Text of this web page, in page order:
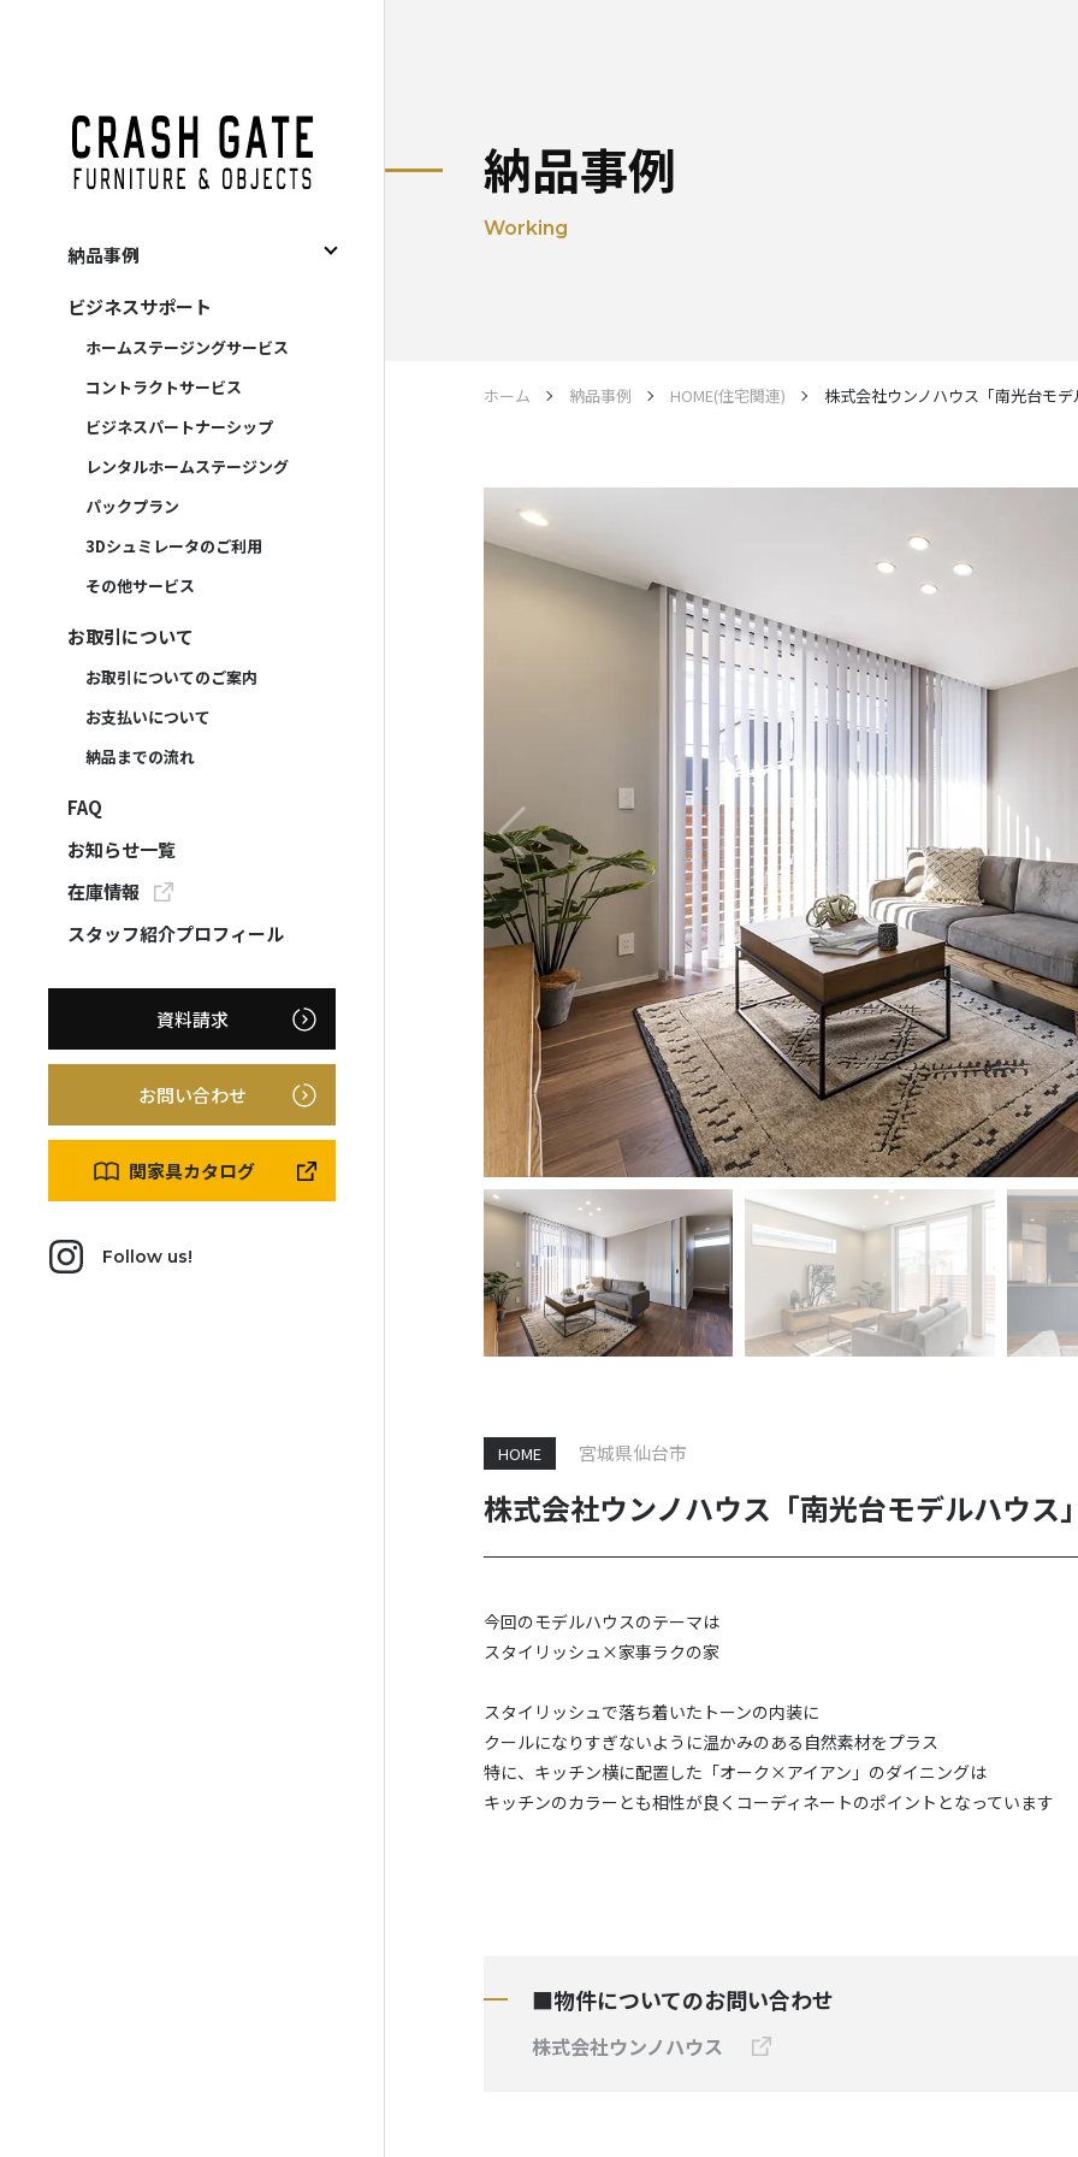
CRASH GATE
納品事例
すべて
住宅関連
事務所
商施設
レンタル
ビジネスサポート
ホームステージングサービス
コントラクトサービス
ビジネスパートナーシップ
レンタルホームステージング
パックプラン
3Dシュミレータのご利用
その他サービス
お取引について
お取引についてのご案内
お支払いについて
納品までの流れ
FAQ
お知らせ一覧
在庫情報
スタッフ紹介プロフィール
資料請求
お問い合わせ
関家具カタログ
Follow us!
納品事例
Working
ホーム 納品事例 HOME(住宅関連) 株式会社ウンノハウス「南光台モ
株式会社ウンノハウス「南光台モデルハウス
HOME 宮城県仙台市
今回のモデルハウスのテーマは
スタイリッシュ×家事ラクの家
スタイリッシュで落ち着いたトーンの内装に
クールになりすぎないように温かみのある自然素材をプラス
特に、キッチン横に配置した「オーク×アイアン」のダイニングは
キッチンのカラーとも相性が良くコーディネートのポイントとなっています
■物件についてのお問い合わせ
株式会社ウンノハウス